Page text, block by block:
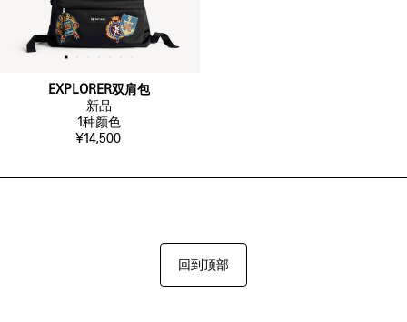
EXPLORER双肩包
新品
1种颜色
¥14,500
回到顶部